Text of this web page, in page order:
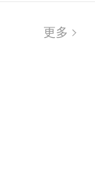
更多